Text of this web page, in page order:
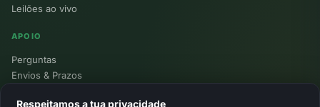
Leilões ao vivo
APOIO
Perguntas
Envios & Prazos
Respeitamos a tua privacidade